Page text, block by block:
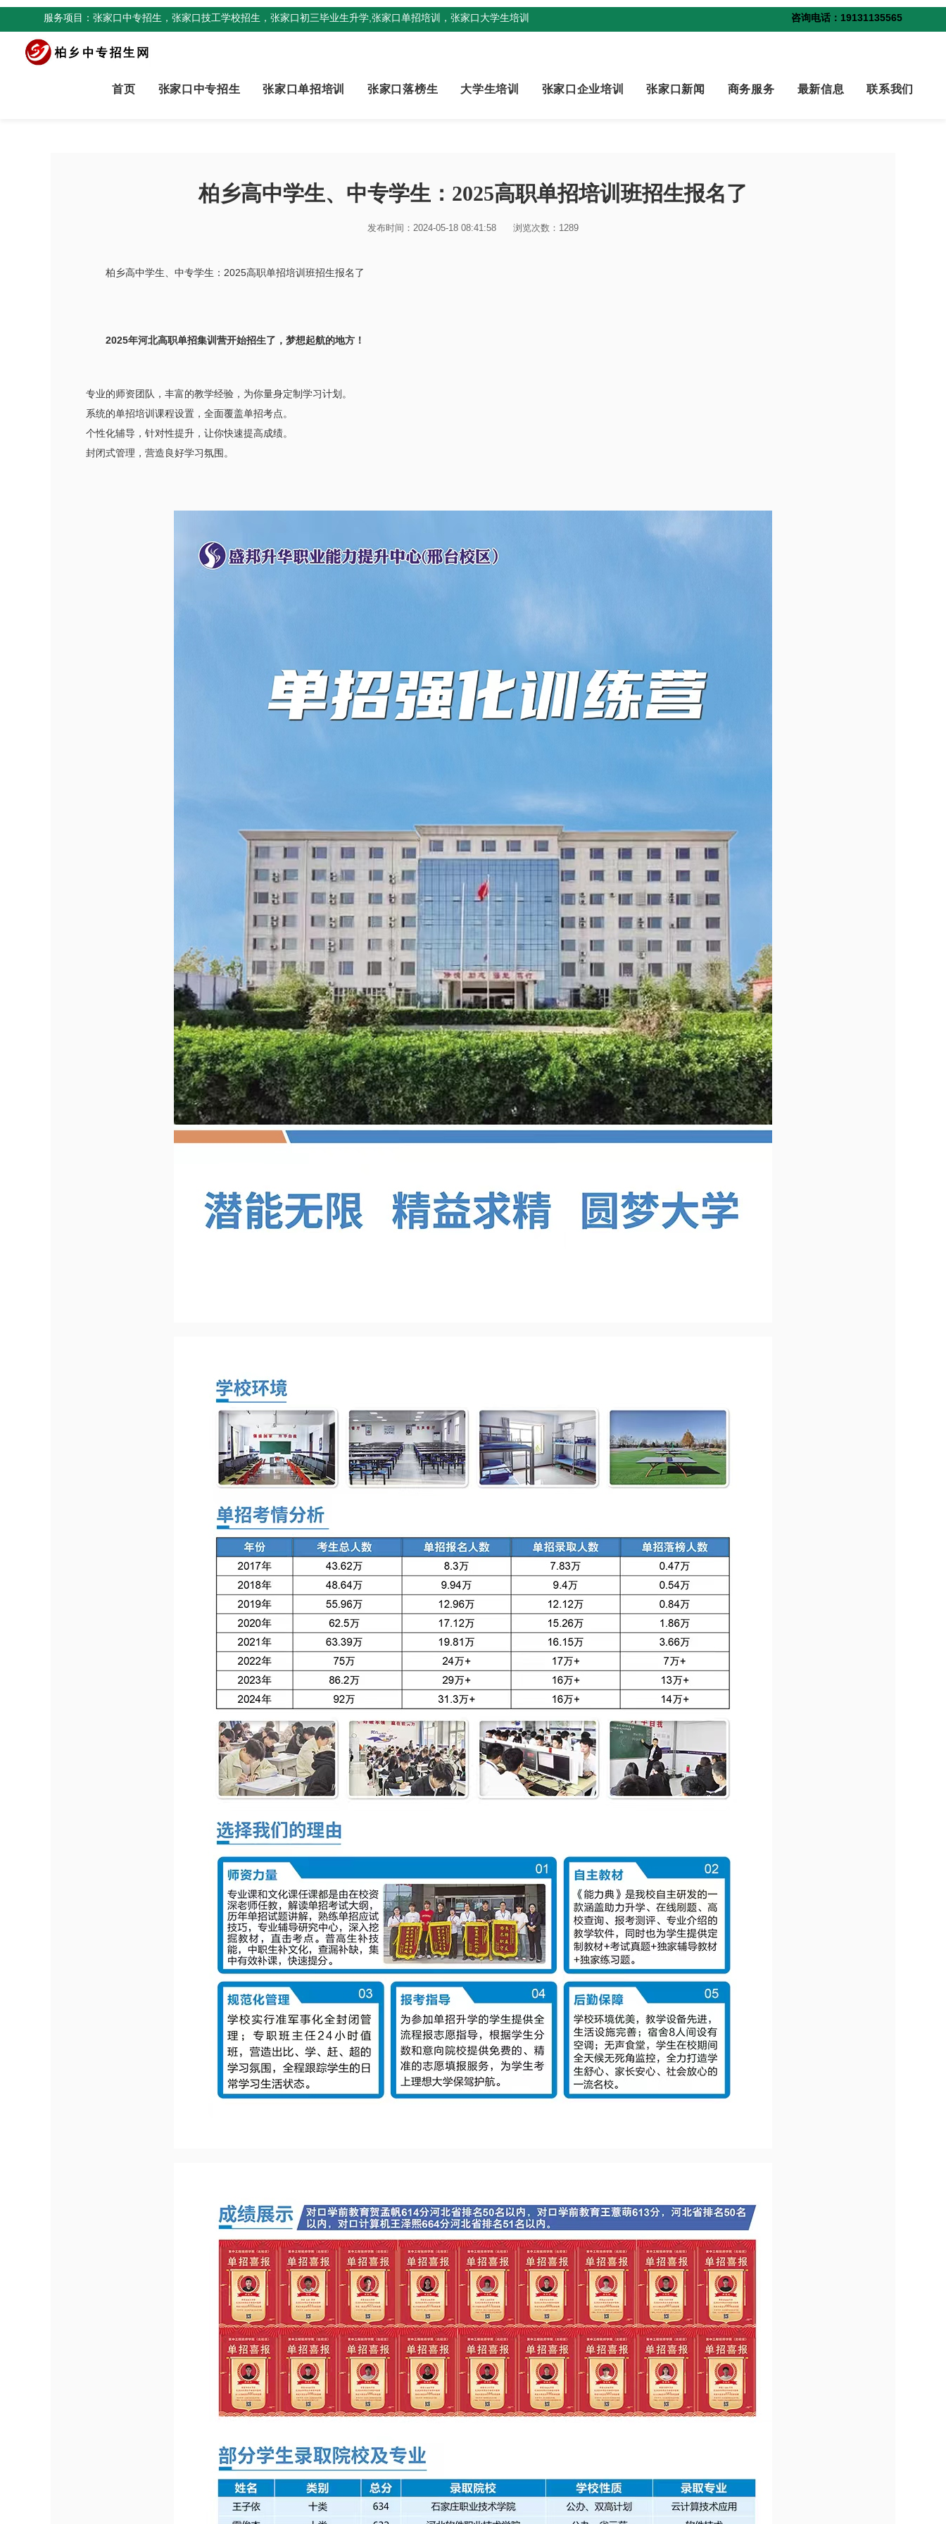
服务项目：张家口中专招生，张家口技工学校招生，张家口初三毕业生升学,张家口单招培训，张家口大学生培训 咨询电话：19131135565
首页 张家口中专招生 张家口单招培训 张家口落榜生 大学生培训 张家口企业培训 张家口新闻 商务服务 最新信息 联系我们
柏乡高中学生、中专学生：2025高职单招培训班招生报名了
发布时间：2024-05-18 08:41:58 浏览次数：1289
柏乡高中学生、中专学生：2025高职单招培训班招生报名了
2025年河北高职单招集训营开始招生了，梦想起航的地方！
专业的师资团队，丰富的教学经验，为你量身定制学习计划。
系统的单招培训课程设置，全面覆盖单招考点。
个性化辅导，针对性提升，让你快速提高成绩。
封闭式管理，营造良好学习氛围。